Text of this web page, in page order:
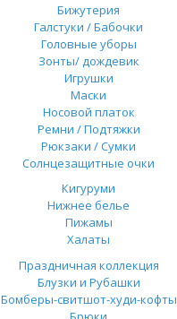
Бижутерия
Галстуки / Бабочки
Головные уборы
Зонты/ дождевик
Игрушки
Маски
Носовой платок
Ремни / Подтяжки
Рюкзаки / Сумки
Солнцезащитные очки
Кигуруми
Нижнее белье
Пижамы
Халаты
Праздничная коллекция
Блузки и Рубашки
Бомберы-свитшот-худи-кофты